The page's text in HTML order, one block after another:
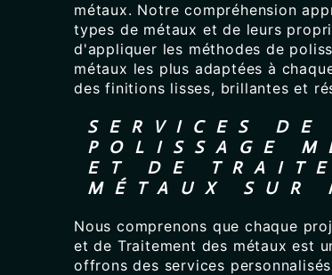
métaux. Notre compréhension
types de métaux et de leurs
d'appliquer les méthodes de
métaux les plus adaptées à
des finitions lisses, brillantes et
SERVICES DE
POLISSAGE
ET DE
MÉTAUX SUR
Nous comprenons que chaque
et de Traitement des métaux est
offrons des services